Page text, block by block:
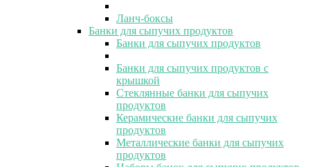
Ланч-боксы
Банки для сыпучих продуктов
Банки для сыпучих продуктов
Банки для сыпучих продуктов с
крышкой
Стеклянные банки для сыпучих
продуктов
Керамические банки для сыпучих
продуктов
Металлические банки для сыпучих
продуктов